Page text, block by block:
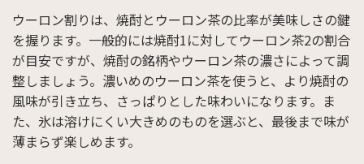
ウーロン割りは、焼酎とウーロン茶の比率が美味しさの鍵
を握ります。一般的には焼酎1に対してウーロン茶2の割合
が目安ですが、焼酎の銘柄やウーロン茶の濃さによって調
整しましょう。濃いめのウーロン茶を使うと、より焼酎の
風味が引き立ち、さっぱりとした味わいになります。ま
た、氷は溶けにくい大きめのものを選ぶと、最後まで味が
薄まらず楽しめます。